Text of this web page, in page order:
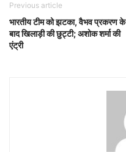
Previous article
भारतीय टीम को झटका, वैभव प्रकरण के
बाद खिलाड़ी की छुट्टी; अशोक शर्मा की
एंट्री